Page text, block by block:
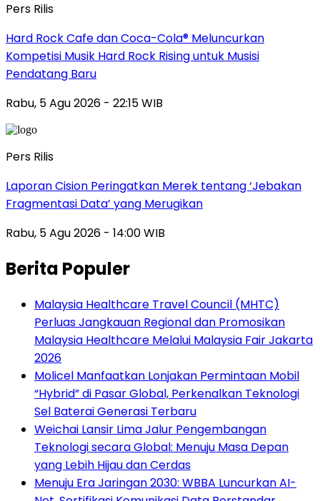
Pers Rilis
Hard Rock Cafe dan Coca-Cola® Meluncurkan
Kompetisi Musik Hard Rock Rising untuk Musisi
Pendatang Baru
Rabu, 5 Agu 2026 - 22:15 WIB
Pers Rilis
Laporan Cision Peringatkan Merek tentang ‘Jebakan
Fragmentasi Data’ yang Merugikan
Rabu, 5 Agu 2026 - 14:00 WIB
Berita Populer
Malaysia Healthcare Travel Council (MHTC)
Perluas Jangkauan Regional dan Promosikan
Malaysia Healthcare Melalui Malaysia Fair Jakarta
2026
Molicel Manfaatkan Lonjakan Permintaan Mobil
“Hybrid” di Pasar Global, Perkenalkan Teknologi
Sel Baterai Generasi Terbaru
Weichai Lansir Lima Jalur Pengembangan
Teknologi secara Global: Menuju Masa Depan
yang Lebih Hijau dan Cerdas
Menuju Era Jaringan 2030: WBBA Luncurkan AI-